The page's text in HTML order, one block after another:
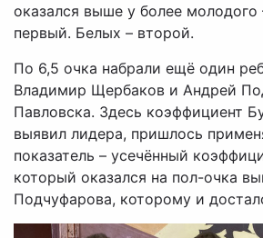
оказался выше у более
первый. Белых – второй.
По 6,5 очка набрали ещё один
Владимир Щербаков и Андрей
Павловска. Здесь коэффициент
выявил лидера, пришлось
показатель – усечённый
который оказался на пол-очка
Подчуфарова, которому и